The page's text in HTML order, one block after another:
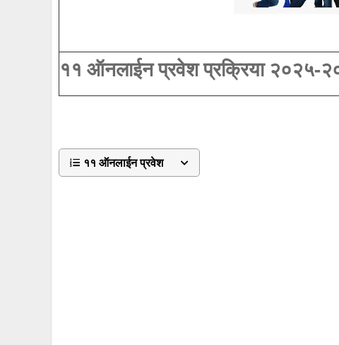
११ ऑनलाईन प्रवेश प्रक्रिया २०२५-
११ ऑनलाईन प्रवेश